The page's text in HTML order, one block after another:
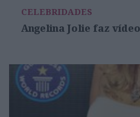
CELEBRIDADES
Angelina Jolie faz